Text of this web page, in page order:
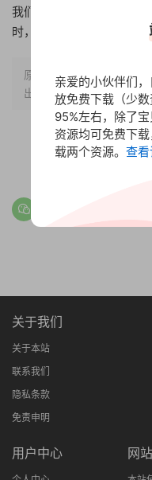
我们将会尽快回复，一般
时，由此带来的不便敬请
原文链接： https://
出处。
0
关于我们
关于本站
联系我们
隐私条款
免责申明
用户中心 网
亲爱的小伙伴们
放免费下载（少
95%左右，除了
资源均可免费下
载两个资源。 查